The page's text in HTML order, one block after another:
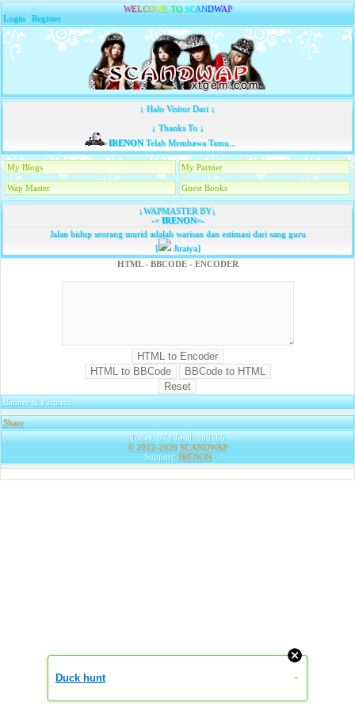
WELCOME TO SCANDWAP
Login |Register
↓ Halo Visitor Dari ↓
↓ Thanks To ↓
IRENONTelah Membawa Tamu...
My Blogs My Partner
Wap Master Guest Books
↓WAPMASTER BY↓
-=IRENON=-
Jalan hidup seorang murid adalah warisan dan estimasi dari sang guru
[
Jiraiya]
HTML - BBCODE - ENCODER
Banner & Partners
Share|
Today: 97 | Total: 308265
© 2012-2026 SCANDWAP
Support: IRENON
Duck hunt »